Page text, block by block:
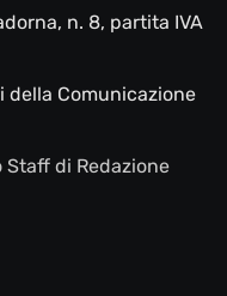
n. 8, partita IVA
della Comunicazione
di Redazione